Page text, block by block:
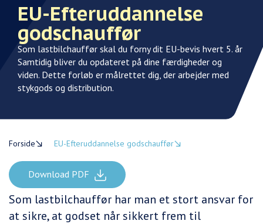
EU-Efteruddannelse
godschauffør
Som lastbilchauffør skal du forny dit EU-bevis hvert 5. år
Samtidig bliver du opdateret på dine færdigheder og
viden. Dette forløb er målrettet dig, der arbejder med
stykgods og distribution.
Forside EU-Efteruddannelse godschauffør
Download PDF
Som lastbilchauffør har man et stort ansvar for
at sikre, at godset når sikkert frem til